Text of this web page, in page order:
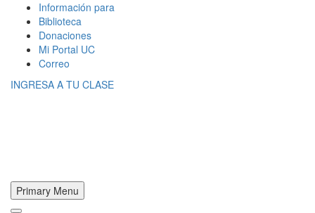
Información para
Biblioteca
Donaciones
Mi Portal UC
Correo
INGRESA A TU CLASE
Primary Menu